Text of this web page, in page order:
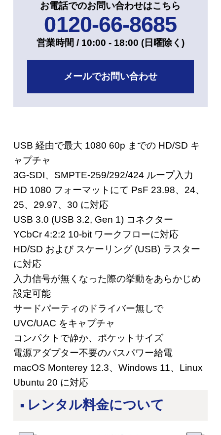
お電話でのお問い合わせはこちら
0120-66-8685
営業時間 / 10:00 - 18:00 (⽇曜除く)
メールでお問い合わせ
USB 経由で最大 1080 60p までの HD/SD キ
ャプチャ
3G-SDI、SMPTE-259/292/424 ループ入力
HD 1080 フォーマットにて PsF 23.98、24、
25、29.97、30 に対応
USB 3.0 (USB 3.2, Gen 1) コネクター
YCbCr 4:2:2 10-bit ワークフローに対応
HD/SD および スケーリング (USB) ラスター
に対応
入力信号が無くなった際の挙動をあらかじめ
設定可能
サードパーティのドライバー無しで
UVC/UAC をキャプチャ
コンパクトで静か、ポケットサイズ
電源アダプター不要のバスパワー給電
macOS Monterey 12.3、Windows 11、Linux
Ubuntu 20 に対応
レンタル料金について